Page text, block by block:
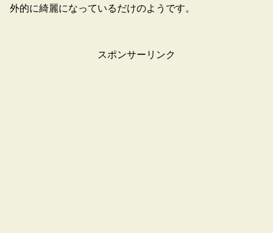
外的に綺麗になっているだけのようです。
スポンサーリンク